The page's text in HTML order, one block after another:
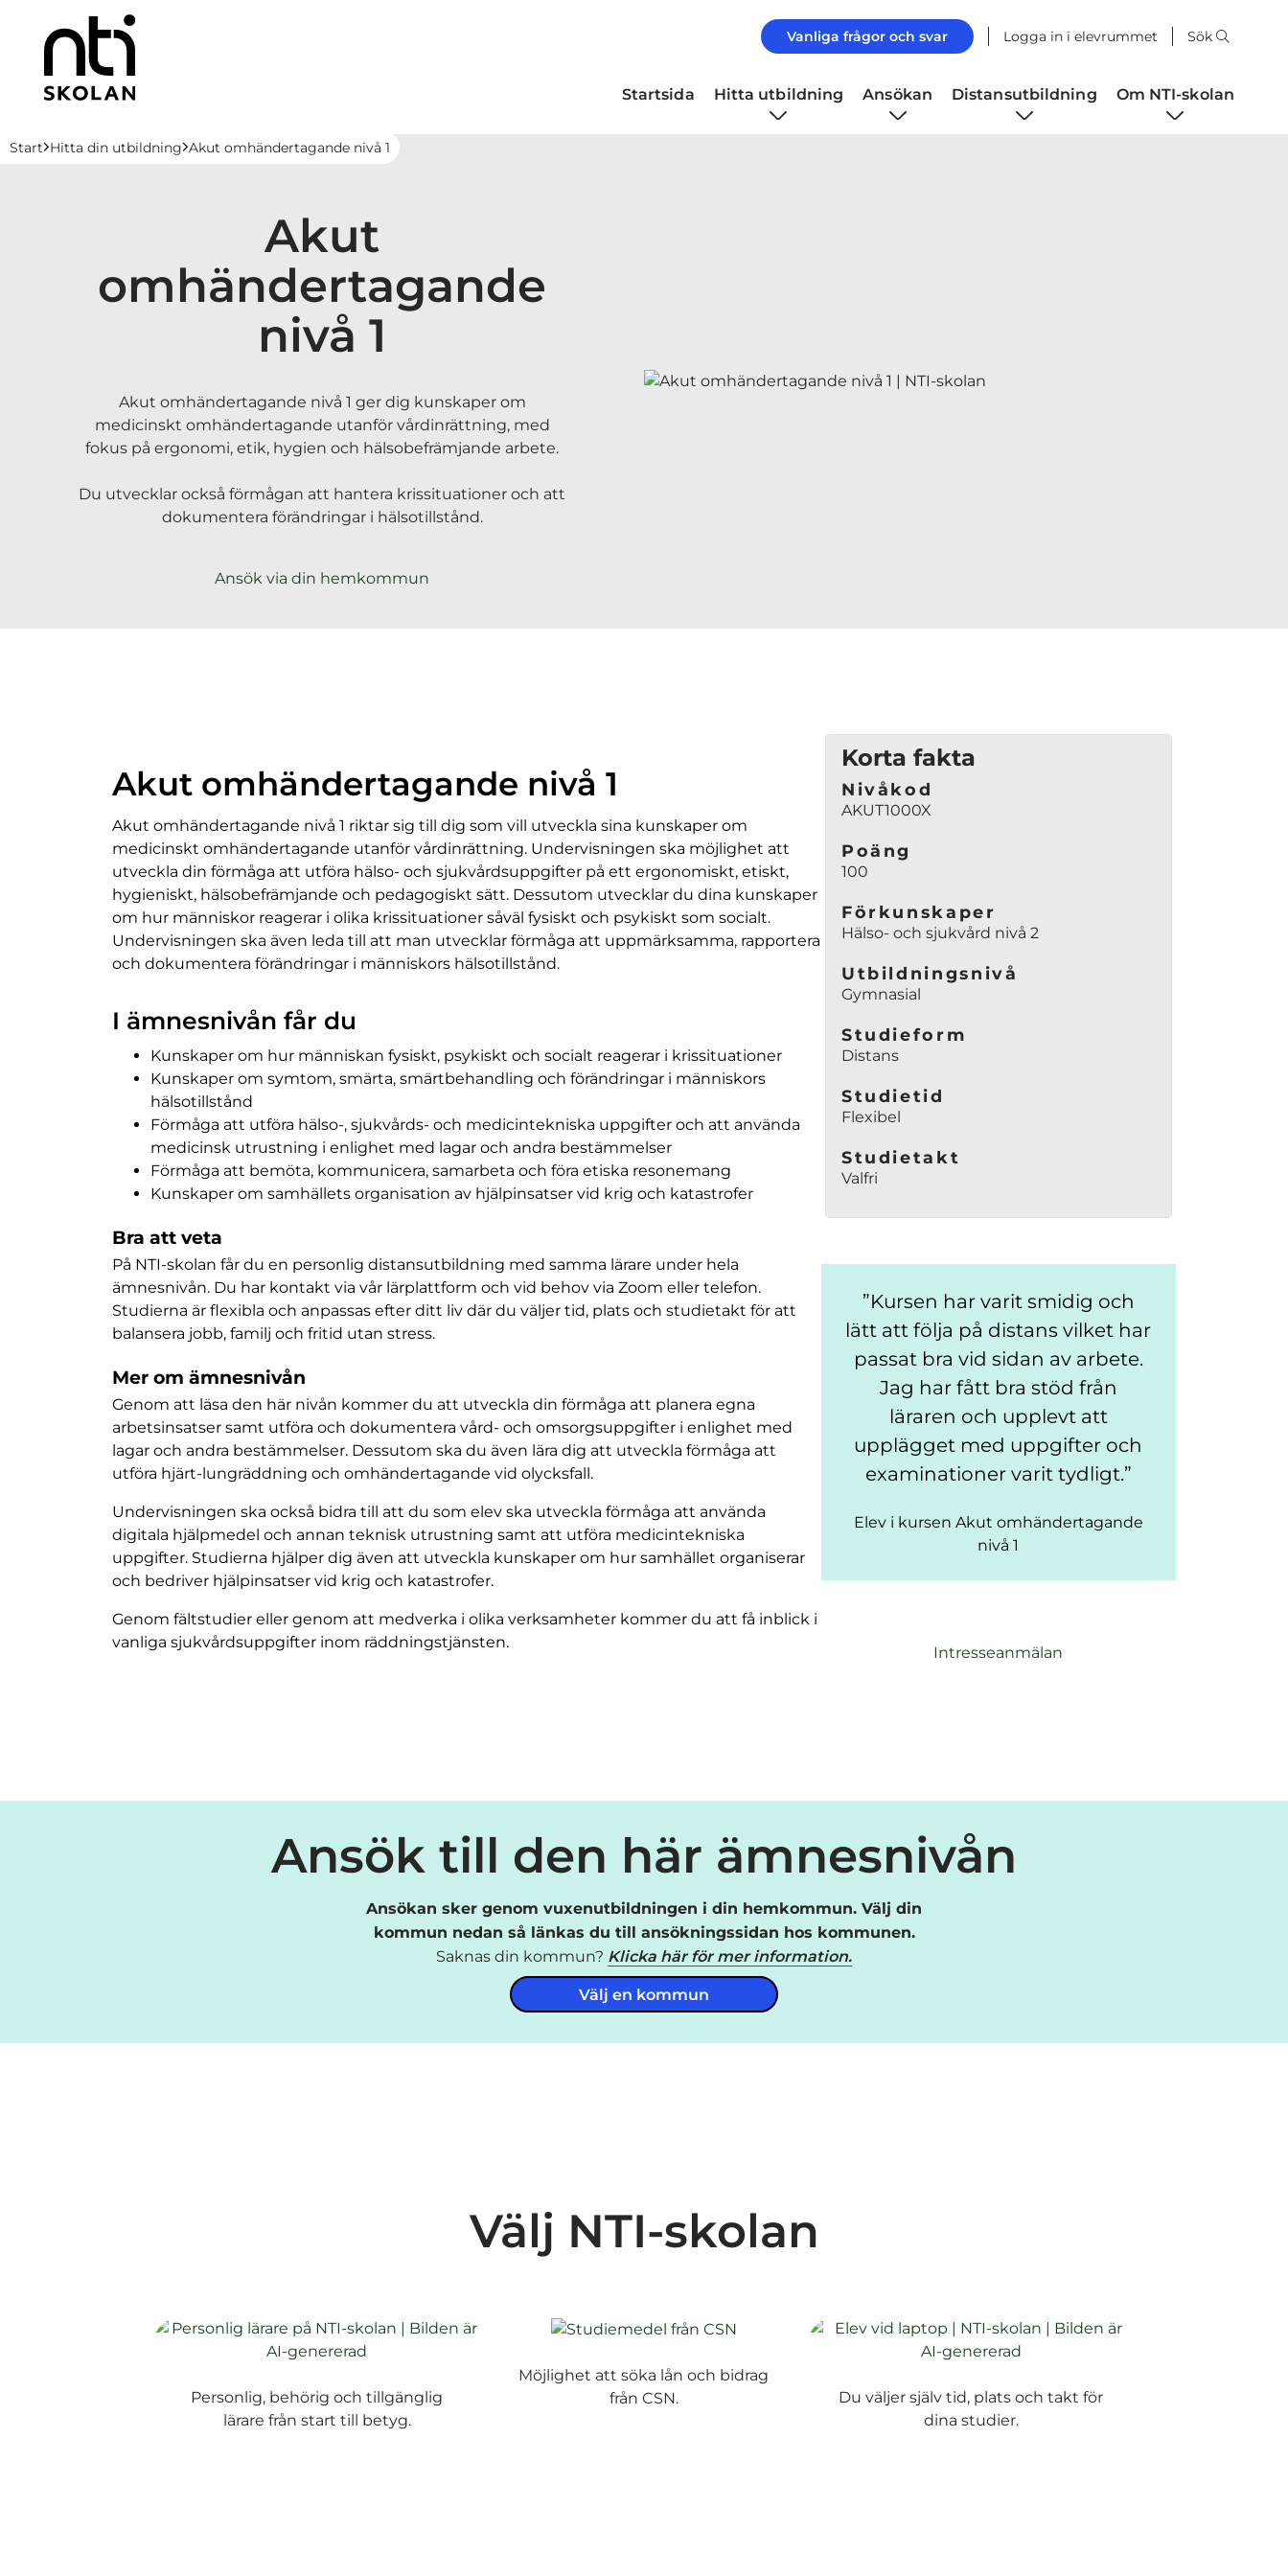
H
Huvudnavigation
Vanliga frågor och svar Logga in i elevrummet Sök
Startsida Hitta utbildning Ansökan Distansutbildning Om NTI-skolan
Start Hitta din utbildning Akut omhändertagande nivå 1
Akut
omhändertagande
nivå 1
Akut omhändertagande nivå 1 ger dig kunskaper om
medicinskt omhändertagande utanför vårdinrättning, med
fokus på ergonomi, etik, hygien och hälsobefrämjande arbete.
Du utvecklar också förmågan att hantera krissituationer och att
dokumentera förändringar i hälsotillstånd.
Ansök via din hemkommun
Akut omhändertagande nivå 1
Akut omhändertagande nivå 1 riktar sig till dig som vill utveckla sina kunskaper om
medicinskt omhändertagande utanför vårdinrättning. Undervisningen ska möjlighet att
utveckla din förmåga att utföra hälso- och sjukvårdsuppgifter på ett ergonomiskt, etiskt,
hygieniskt, hälsobefrämjande och pedagogiskt sätt. Dessutom utvecklar du dina kunskaper
om hur människor reagerar i olika krissituationer såväl fysiskt och psykiskt som socialt.
Undervisningen ska även leda till att man utvecklar förmåga att uppmärksamma, rapportera
och dokumentera förändringar i människors hälsotillstånd.
I ämnesnivån får du
Kunskaper om hur människan fysiskt, psykiskt och socialt reagerar i krissituationer
Kunskaper om symtom, smärta, smärtbehandling och förändringar i människors
hälsotillstånd
Förmåga att utföra hälso-, sjukvårds- och medicintekniska uppgifter och att använda
medicinsk utrustning i enlighet med lagar och andra bestämmelser
Förmåga att bemöta, kommunicera, samarbeta och föra etiska resonemang
Kunskaper om samhällets organisation av hjälpinsatser vid krig och katastrofer
Bra att veta
På NTI-skolan får du en personlig distansutbildning med samma lärare under hela
ämnesnivån. Du har kontakt via vår lärplattform och vid behov via Zoom eller telefon.
Studierna är flexibla och anpassas efter ditt liv där du väljer tid, plats och studietakt för att
balansera jobb, familj och fritid utan stress.
Mer om ämnesnivån
Genom att läsa den här nivån kommer du att utveckla din förmåga att planera egna
arbetsinsatser samt utföra och dokumentera vård- och omsorgsuppgifter i enlighet med
lagar och andra bestämmelser. Dessutom ska du även lära dig att utveckla förmåga att
utföra hjärt-lungräddning och omhändertagande vid olycksfall.
Undervisningen ska också bidra till att du som elev ska utveckla förmåga att använda
digitala hjälpmedel och annan teknisk utrustning samt att utföra medicintekniska
uppgifter. Studierna hjälper dig även att utveckla kunskaper om hur samhället organiserar
och bedriver hjälpinsatser vid krig och katastrofer.
Genom fältstudier eller genom att medverka i olika verksamheter kommer du att få inblick i
vanliga sjukvårdsuppgifter inom räddningstjänsten.
Korta fakta
Nivåkod
AKUT1000X
Poäng
100
Förkunskaper
Hälso- och sjukvård nivå 2
Utbildningsnivå
Gymnasial
Studieform
Distans
Studietid
Flexibel
Studietakt
Valfri
Kursen har varit smidig och
lätt att följa på distans vilket har
passat bra vid sidan av arbete.
Jag har fått bra stöd från
läraren och upplevt att
upplägget med uppgifter och
examinationer varit tydligt.
Elev i kursen Akut omhändertagande
nivå 1
Intresseanmälan
Ansök till den här ämnesnivån
Ansökan sker genom vuxenutbildningen i din hemkommun. Välj din
kommun nedan så länkas du till ansökningssidan hos kommunen.
Saknas din kommun? Klicka här för mer information.
Välj en kommun
Välj NTI-skolan
Personlig, behörig och tillgänglig
lärare från start till betyg.
Möjlighet att söka lån och bidrag
från CSN.
Du väljer själv tid, plats och takt för
dina studier.